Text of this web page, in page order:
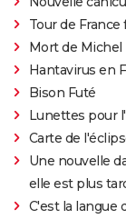
Tour de
Mort de Michel
Hantavirus en
Bison Futé
Lunettes pour
Carte de
Une nouvelle
elle est plus
C'est la langue